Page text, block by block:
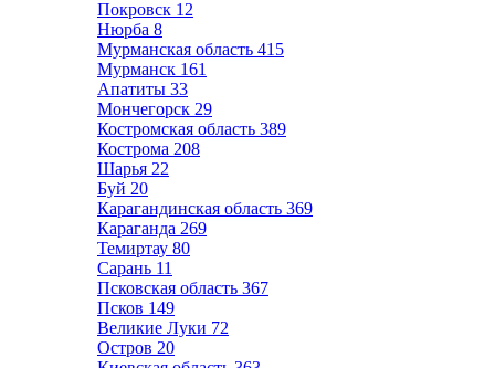
Покровск 12
Нюрба 8
Мурманская область 415
Мурманск 161
Апатиты 33
Мончегорск 29
Костромская область 389
Кострома 208
Шарья 22
Буй 20
Карагандинская область 369
Караганда 269
Темиртау 80
Сарань 11
Псковская область 367
Псков 149
Великие Луки 72
Остров 20